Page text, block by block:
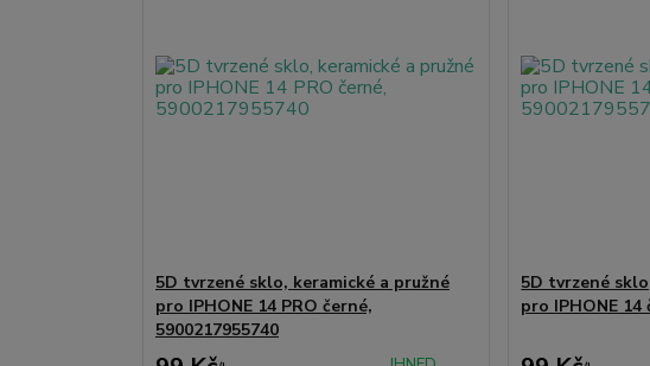
5D tvrzené sklo, keramické a pružné
pro IPHONE 14 PRO černé,
5900217955740
5D tvrzené
pro IPHONE 14